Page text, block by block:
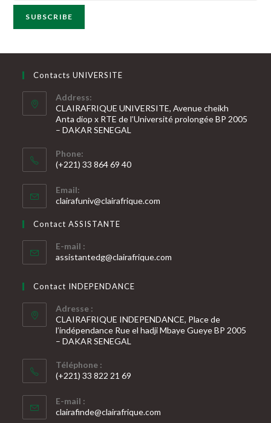
Contacts UNIVERSITE
Address:
CLAIRAFRIQUE UNIVERSITE, Avenue cheikh
Anta diop x RTE de l’Université prolongée BP 2005
– DAKAR SENEGAL
Phone:
(+221) 33 864 69 40
dans
votre
application
Email:
clairafuniv@clairafrique.com
Contact ASSISTANTE
E-mail :
assistantedg@clairafrique.com
Contact INDEPENDANCE
Adresse :
CLAIRAFRIQUE INDEPENDANCE, Place de
l’indépendance Rue el hadji Mbaye Gueye BP 2005
– DAKAR SENEGAL
Téléphone :
(+221) 33 822 21 69
dans
votre
E-mail :
clairafinde@clairafrique.com